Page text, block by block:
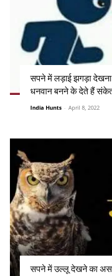
सपने में लड़ाई झगड़ा देखना
धनवान बनने के देते हैं
India Hunts - April 8, 2022
सपने में उल्लू देखने का